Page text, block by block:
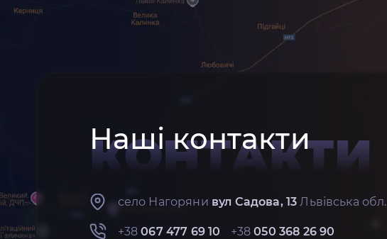
Наші контакти
КОНТАКТИ
село Нагоряни вул Садова, 13 Львівська обл.
+38067 477 69 10 +38050 368 26 90